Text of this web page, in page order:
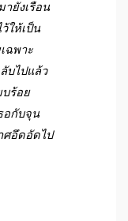
ายังเรือน
ให้เป็น
ฉพาะ
บไปแล้ว
บร้อย
อกับจุน
อึดอัดไป